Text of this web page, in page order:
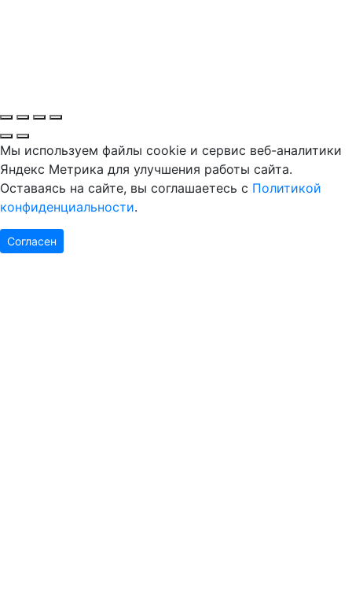
Мы используем файлы cookie и сервис веб-аналитики
Яндекс Метрика для улучшения работы сайта.
Оставаясь на сайте, вы соглашаетесь с Политикой
конфиденциальности.
Согласен